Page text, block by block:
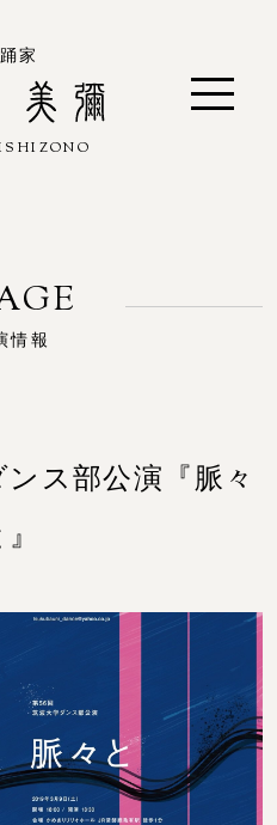
家
美彌
情報
ス部公演『脈々